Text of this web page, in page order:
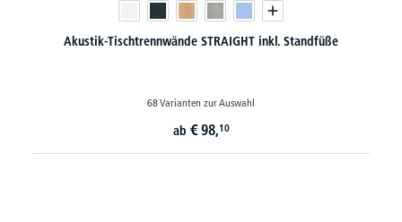
Akustik-Tischtrennwände STRAIGHT inkl. Standfüße
68 Varianten zur Auswahl
ab € 98,10